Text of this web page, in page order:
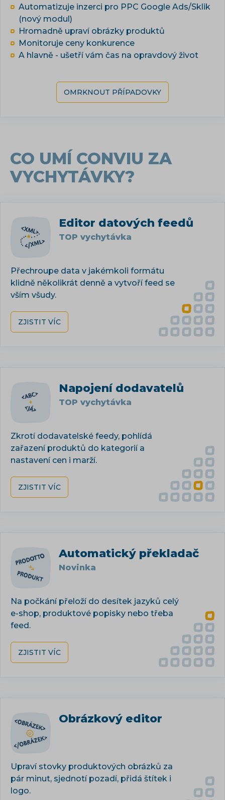
Automatizuje inzerci pro PPC Google Ads/Sklik
(nový modul)
Hromadně upraví obrázky produktů
Monitoruje ceny konkurence
A hlavně - ušetří vám čas na opravdový život
OMRKNOUT PŘÍPADOVKY
CO UMÍ CONVIU ZA
VYCHYTÁVKY?
Editor datových feedů
TOP vychytávka
Přechroupe data v jakémkoli formátu
klidně několikrát denně a vytvoří feed se
vším všudy.
ZJISTIT VÍC
Napojení dodavatelů
TOP vychytávka
Zkrotí dodavatelské feedy, pohlídá
zařazení produktů do kategorií a
nastavení cen i marží.
ZJISTIT VÍC
Automatický překladač
Novinka
Na počkání přeloží do desítek jazyků celý
e-shop, produktové popisky nebo třeba
feed.
ZJISTIT VÍC
Obrázkový editor
Upraví stovky produktových obrázků za
pár minut, sjednotí pozadí, přidá štítek i
logo.